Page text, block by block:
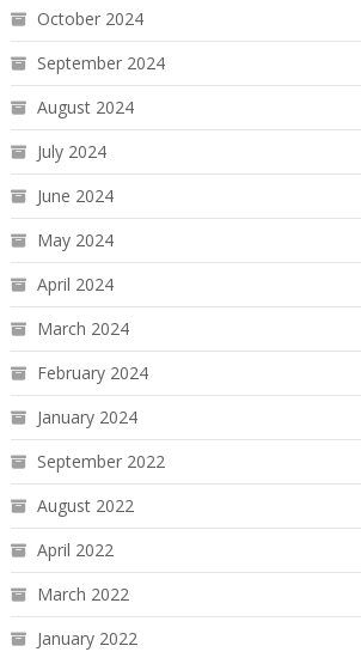
October 2024
September 2024
August 2024
July 2024
June 2024
May 2024
April 2024
March 2024
February 2024
January 2024
September 2022
August 2022
April 2022
March 2022
January 2022